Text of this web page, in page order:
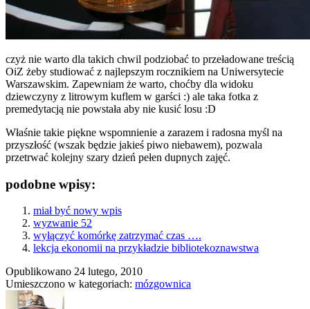
czyż nie warto dla takich chwil podziobać to przeładowane treścią
OiZ żeby studiować z najlepszym rocznikiem na Uniwersytecie
Warszawskim. Zapewniam że warto, choćby dla widoku
dziewczyny z litrowym kuflem w garści :) ale taka fotka z
premedytacją nie powstała aby nie kusić losu :D
Właśnie takie piękne wspomnienie a zarazem i radosna myśl na
przyszłość (wszak będzie jakieś piwo niebawem), pozwala
przetrwać kolejny szary dzień pełen dupnych zajęć.
podobne wpisy:
miał być nowy wpis
wyzwanie 52
wyłączyć komórkę zatrzymać czas ….
lekcja ekonomii na przykładzie bibliotekoznawstwa
Opublikowano 24 lutego, 2010
Umieszczono w kategoriach: mózgownica